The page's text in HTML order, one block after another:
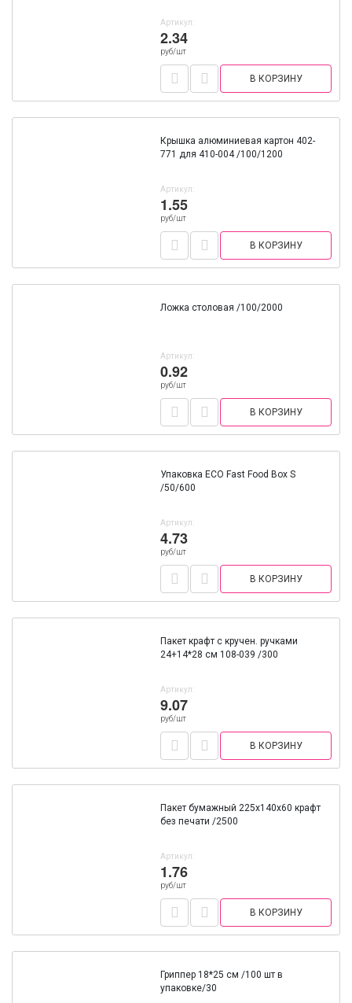
Артикул:
2.34
руб/шт
В КОРЗИНУ
Крышка алюминиевая картон 402-
771 для 410-004 /100/1200
Артикул:
1.55
руб/шт
В КОРЗИНУ
Ложка столовая /100/2000
Артикул:
0.92
руб/шт
В КОРЗИНУ
Упаковка ECO Fast Food Box S
/50/600
Артикул:
4.73
руб/шт
В КОРЗИНУ
Пакет крафт с кручен. ручками
24+14*28 см 108-039 /300
Артикул:
9.07
руб/шт
В КОРЗИНУ
Пакет бумажный 225х140х60 крафт
без печати /2500
Артикул:
1.76
руб/шт
В КОРЗИНУ
Гриппер 18*25 см /100 шт в
упаковке/30